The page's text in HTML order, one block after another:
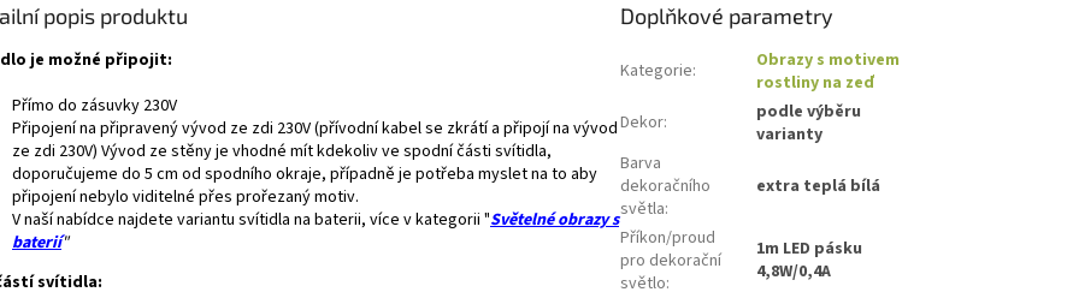
popis produktu
je možné připojit:
Přímo do zásuvky 230V
Připojení na připravený vývod ze zdi 230V (přívodní kabel se zkrátí a připojí na vývod
ze zdi 230V) Vývod ze stěny je vhodné mít kdekoliv ve spodní části svítidla,
doporučujeme do 5 cm od spodního okraje, případně je potřeba myslet na to aby
připojení nebylo viditelné přes prořezaný motiv.
V naší nabídce najdete variantu svítidla na baterii, více v kategorii "Světelné obrazy s
baterií"
svítidla:
Doplňkové parametry
Kategorie:
Obrazy s motivem
rostliny na zeď
Dekor:
podle výběru
varianty
Barva
dekoračního
světla:
extra teplá bílá
Příkon/proud
pro dekorační
světlo:
1m LED pásku
4,8W/0,4A